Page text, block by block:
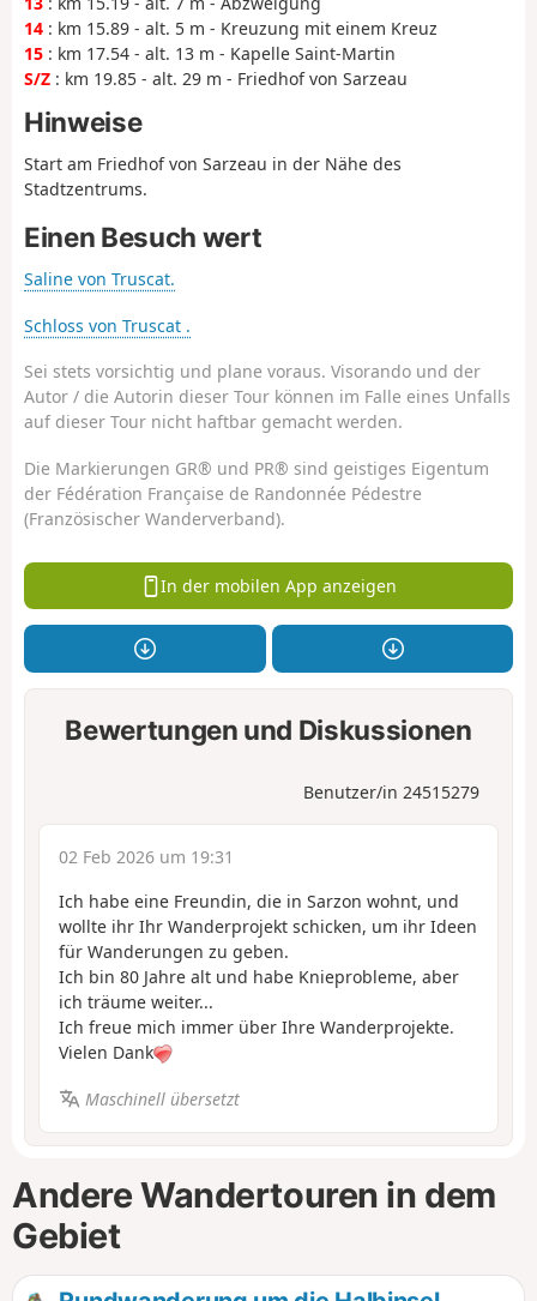
14 : km 15.89 - alt. 5 m - Kreuzung mit einem Kreuz
15 : km 17.54 - alt. 13 m - Kapelle Saint-Martin
S/Z : km 19.85 - alt. 29 m - Friedhof von Sarzeau
Hinweise
Start am Friedhof von Sarzeau in der Nähe des
Stadtzentrums.
Einen Besuch wert
Saline von Truscat.
Schloss von Truscat .
Sei stets vorsichtig und plane voraus. Visorando und der
Autor / die Autorin dieser Tour können im Falle eines Unfalls
auf dieser Tour nicht haftbar gemacht werden.
Die Markierungen GR® und PR® sind geistiges Eigentum
der Fédération Française de Randonnée Pédestre
(Französischer Wanderverband).
In der mobilen App anzeigen
Bewertungen und Diskussionen
Benutzer/in 24515279
02 Feb 2026 um 19:31
Ich habe eine Freundin, die in Sarzon wohnt, und
wollte ihr Ihr Wanderprojekt schicken, um ihr Ideen
für Wanderungen zu geben.
Ich bin 80 Jahre alt und habe Knieprobleme, aber
ich träume weiter...
Ich freue mich immer über Ihre Wanderprojekte.
Vielen Dank
Maschinell übersetzt
Andere Wandertouren in dem
Gebiet